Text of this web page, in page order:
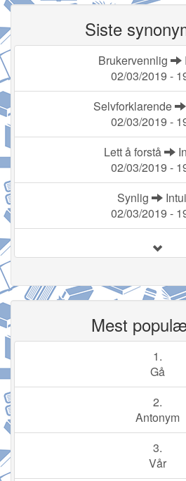
Siste
Brukervennlig
02/03/2019 -
Selvforklarende
02/03/2019 -
Lett å forstå
02/03/2019 -
Synlig
02/03/2019 -
Mest
1.
Gå
2.
Antonym
3.
Vår